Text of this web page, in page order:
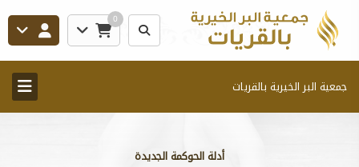
0
جمعية البر الخيرية بالقريات
أدلة الحوكمة الجديدة